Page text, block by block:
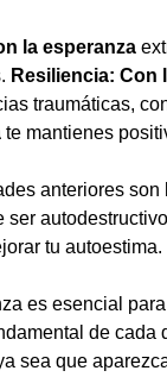
la esperanza
Resiliencia: Con
traumáticas,
te mantienes
anteriores
ser
tu autoestima.
es esencial
de cada
sea que